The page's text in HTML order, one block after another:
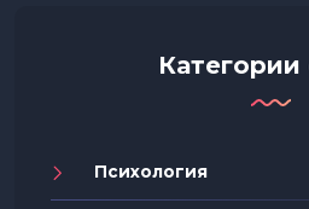
Категории
Психология